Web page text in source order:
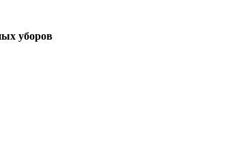
уборов